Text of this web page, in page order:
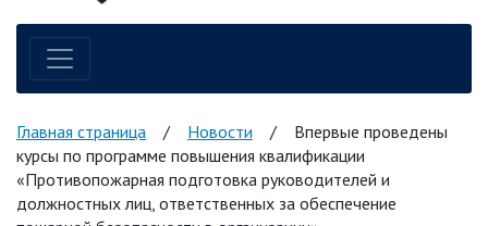
Навигация по сайту
Главная страница / Новости /
Впервые проведены
курсы по программе повышения квалификации
«Противопожарная подготовка руководителей и
должностных лиц, ответственных за обеспечение